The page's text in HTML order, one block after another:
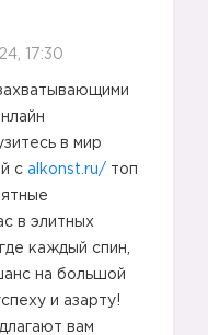
17:30
в мир
с alkonst.ru/ топ
в элитных
каждый спин,
на большой
и азарту!
вам